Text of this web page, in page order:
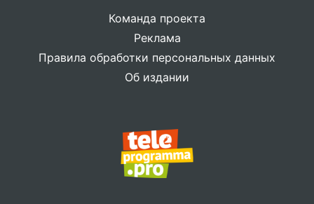
Команда проекта
Реклама
Правила обработки персональных данных
Об издании